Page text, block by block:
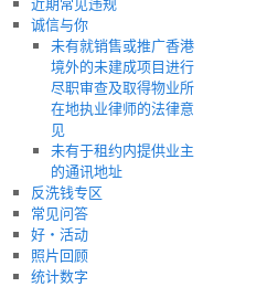
诚信与你
未有就销售或推广香港
境外的未建成项目进行
尽职审查及取得物业所
在地执业律师的法律意
见
未有于租约内提供业主
的通讯地址
反洗钱专区
常见问答
好‧活动
照片回顾
统计数字